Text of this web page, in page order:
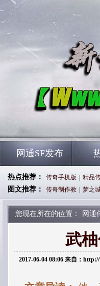
网通SF发布
热点推荐： 传奇手机版 精品
图文推荐：
传奇制作教 梦之
您现在所在的位置： 网通
武
2017-06-04 08:06 来自：